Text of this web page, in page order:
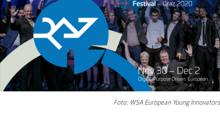
Foto: WSA European Young Innovators